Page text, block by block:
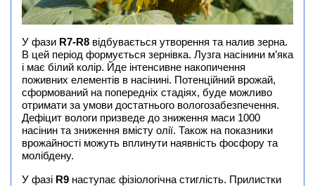
У фази R7-R8 відбувається утворення та налив зерна.
В цей період формується зернівка. Лузга насінини м’яка
і має білий колір. Йде інтенсивне накопичення
поживних елементів в насінині. Потенційний врожай,
сформований на попередніх стадіях, буде можливо
отримати за умови достатнього вологозабезпечення.
Дефіцит вологи призведе до зниження маси 1000
насінин та зниження вмісту олії. Також на показники
врожайності можуть вплинути наявність фосфору та
молібдену.
У фазі R9 наступає фізіологічна стиглість. Прилистки